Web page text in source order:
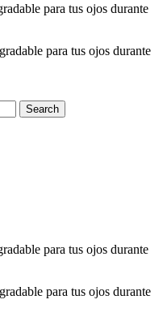
para tus ojos durante
para tus ojos durante
Search
para tus ojos durante
para tus ojos durante